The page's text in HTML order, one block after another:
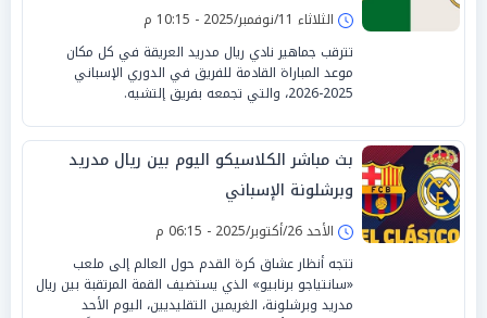
الثلاثاء 11/نوفمبر/2025 - 10:15 م
تترقب جماهير نادي ريال مدريد العريقة في كل مكان
موعد المباراة القادمة للفريق في الدوري الإسباني
2025-2026، والتي تجمعه بفريق إلتشيه.
بث مباشر الكلاسيكو اليوم بين ريال مدريد
وبرشلونة الإسباني
الأحد 26/أكتوبر/2025 - 06:15 م
تتجه أنظار عشاق كرة القدم حول العالم إلى ملعب
«سانتياجو برنابيو» الذي يستضيف القمة المرتقبة بين ريال
مدريد وبرشلونة، الغريمين التقليديين، اليوم الأحد